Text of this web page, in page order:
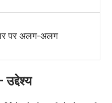
पर अलग-अलग